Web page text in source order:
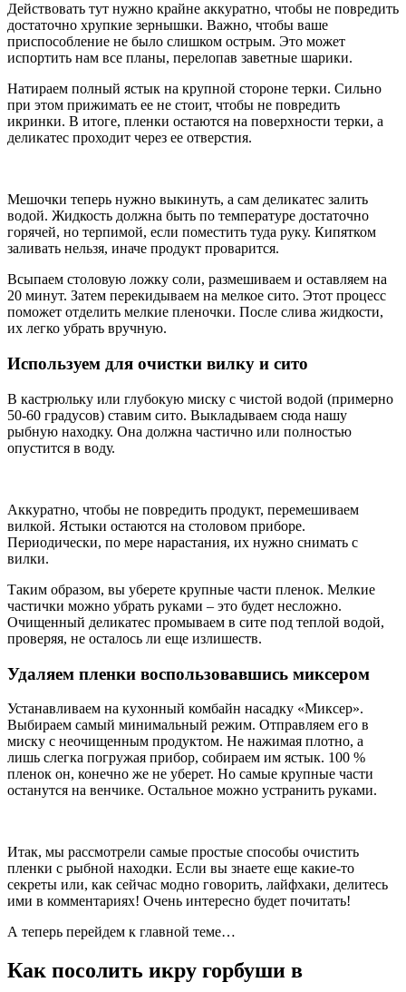
Действовать тут нужно крайне аккуратно, чтобы не повредить
достаточно хрупкие зернышки. Важно, чтобы ваше
приспособление не было слишком острым. Это может
испортить нам все планы, перелопав заветные шарики.
Натираем полный ястык на крупной стороне терки. Сильно
при этом прижимать ее не стоит, чтобы не повредить
икринки. В итоге, пленки остаются на поверхности терки, а
деликатес проходит через ее отверстия.
Мешочки теперь нужно выкинуть, а сам деликатес залить
водой. Жидкость должна быть по температуре достаточно
горячей, но терпимой, если поместить туда руку. Кипятком
заливать нельзя, иначе продукт проварится.
Всыпаем столовую ложку соли, размешиваем и оставляем на
20 минут. Затем перекидываем на мелкое сито. Этот процесс
поможет отделить мелкие пленочки. После слива жидкости,
их легко убрать вручную.
Используем для очистки вилку и сито
В кастрюльку или глубокую миску с чистой водой (примерно
50-60 градусов) ставим сито. Выкладываем сюда нашу
рыбную находку. Она должна частично или полностью
опустится в воду.
Аккуратно, чтобы не повредить продукт, перемешиваем
вилкой. Ястыки остаются на столовом приборе.
Периодически, по мере нарастания, их нужно снимать с
вилки.
Таким образом, вы уберете крупные части пленок. Мелкие
частички можно убрать руками – это будет несложно.
Очищенный деликатес промываем в сите под теплой водой,
проверяя, не осталось ли еще излишеств.
Удаляем пленки воспользовавшись миксером
Устанавливаем на кухонный комбайн насадку «Миксер».
Выбираем самый минимальный режим. Отправляем его в
миску с неочищенным продуктом. Не нажимая плотно, а
лишь слегка погружая прибор, собираем им ястык. 100 %
пленок он, конечно же не уберет. Но самые крупные части
останутся на венчике. Остальное можно устранить руками.
Итак, мы рассмотрели самые простые способы очистить
пленки с рыбной находки. Если вы знаете еще какие-то
секреты или, как сейчас модно говорить, лайфхаки, делитесь
ими в комментариях! Очень интересно будет почитать!
А теперь перейдем к главной теме…
Как посолить икру горбуши в